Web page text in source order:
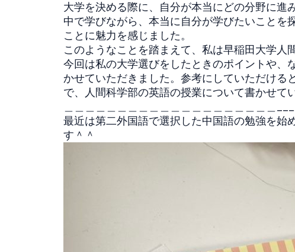
大学を決める際に、 自分が本当にどの分野に進
中で学びながら、 本当に自分が学びたいことを
ことに魅力を感じました。
このようなことを踏まえて、 私は早稲田大学人
今回は私の大学選びをしたときのポイントや、
かせていただきました。 参考にしていただける
で、
人間科学部の英語の授業について書かせて
最近は第二外国語で選択した中国語の勉強を始
す＾＾